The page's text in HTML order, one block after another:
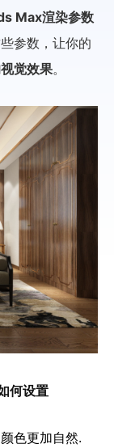
Max渲染参数
参数，让你的
觉效果。
何设置
色更加自然.